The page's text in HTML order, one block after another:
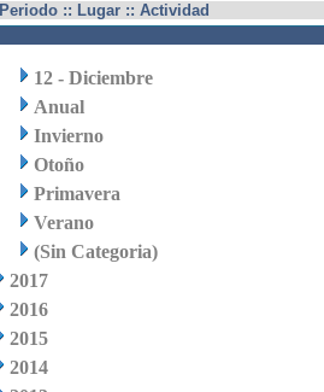
Periodo :: Lugar :: Actividad
12 - Diciembre
Anual
Invierno
Otoño
Primavera
Verano
(Sin Categoria)
2017
2016
2015
2014